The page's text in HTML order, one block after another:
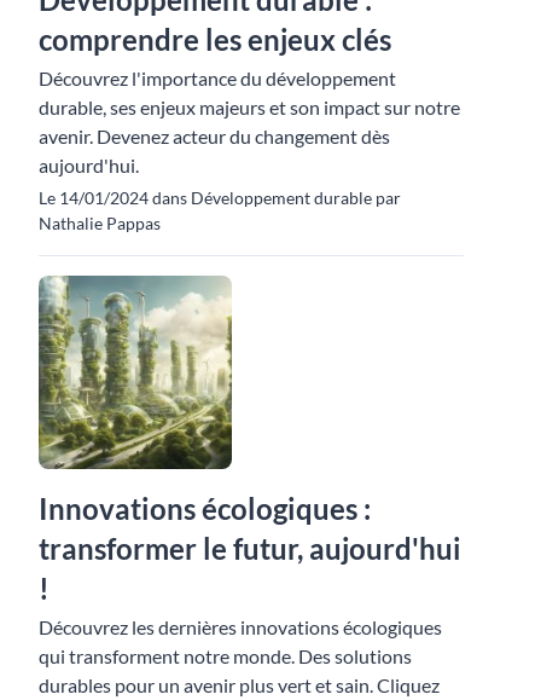
comprendre les enjeux clés
Découvrez l'importance du développement
durable, ses enjeux majeurs et son impact sur notre
avenir. Devenez acteur du changement dès
aujourd'hui.
Le 14/01/2024 dans Développement durable par
Nathalie Pappas
Innovations écologiques :
transformer le futur, aujourd'hui
!
Découvrez les dernières innovations écologiques
qui transforment notre monde. Des solutions
durables pour un avenir plus vert et sain. Cliquez